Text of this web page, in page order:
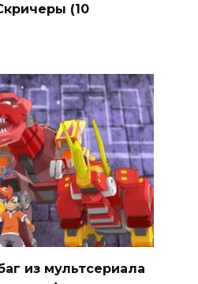
(10
из мультсериала